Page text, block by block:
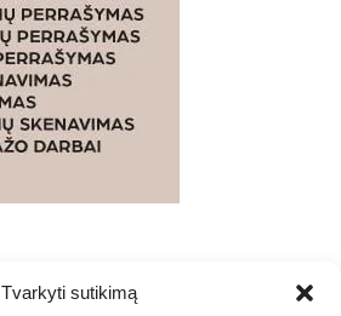
Tvarkyti sutikimą